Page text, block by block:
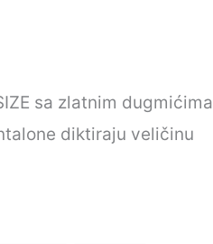
sa zlatnim dugmićima
diktiraju veličinu